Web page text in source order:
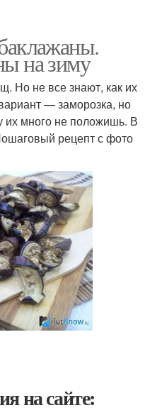
на зиму
Но не все знают, как их
— заморозка, но
много не положишь. В
рецепт с фото
на сайте: